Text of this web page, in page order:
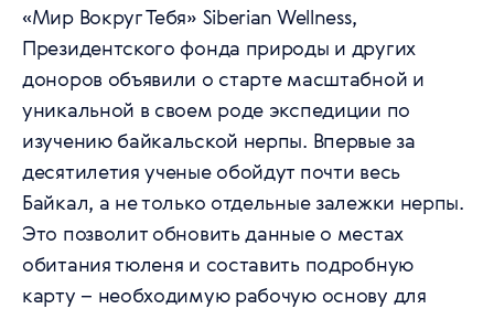
«Мир Вокруг Тебя» Siberian Wellness,
Президентского фонда природы и других
доноров объявили о старте масштабной и
уникальной в своем роде экспедиции по
изучению байкальской нерпы. Впервые за
десятилетия ученые обойдут почти весь
Байкал, а не только отдельные залежки нерпы.
Это позволит обновить данные о местах
обитания тюленя и составить подробную
карту – необходимую рабочую основу для